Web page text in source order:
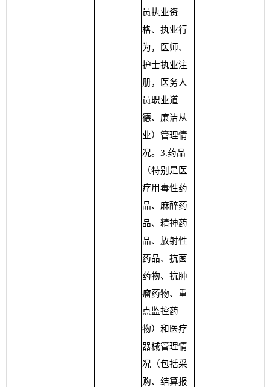
员执业资
格、执业行
为，医师、
护士执业注
册，医务人
员职业道
德、廉洁从
业）管理情
况。3.药品
（特别是医
疗用毒性药
品、麻醉药
品、精神药
品、放射性
药品、抗菌
药物、抗肿
瘤药物、重
点监控药
物）和医疗
器械管理情
况（包括采
购、结算报